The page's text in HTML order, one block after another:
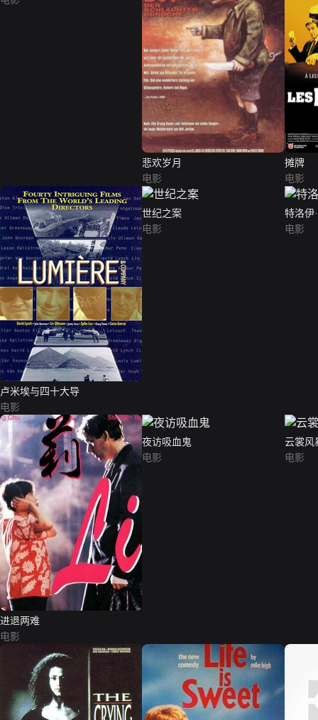
悲欢岁月
电影
摊牌
电影
卢米埃与四十大导
电影
世纪之案
电影
特洛伊
电影
进退两难
电影
夜访吸血鬼
电影
云裳风
电影